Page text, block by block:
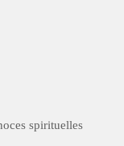
spirituelles